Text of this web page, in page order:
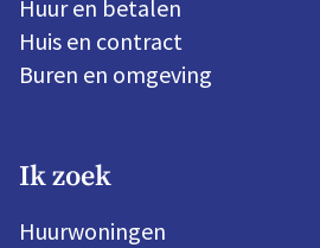
Huur en betalen
Huis en contract
Buren en omgeving
Ik zoek
Huurwoningen